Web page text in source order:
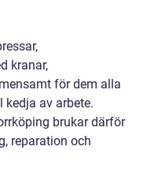
kranar,
för dem alla
av arbete.
brukar därför
reparation och